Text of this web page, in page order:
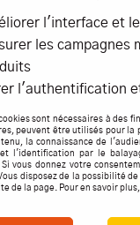
l'interface et
les campagnes
l'authentification
sont nécessaires à des
peuvent être utilisés pour la
la connaissance de
l'identification par le
vous donnez votre
disposez de la possibilité
de la page. Pour en savoir